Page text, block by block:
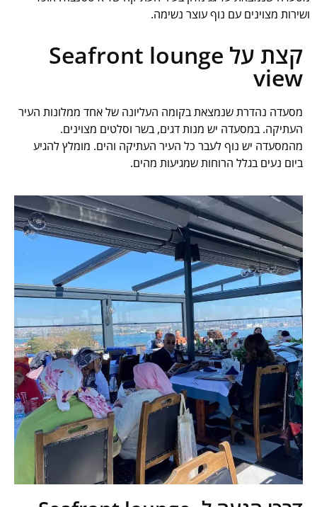
ושירות מצוינים עם נוף עוצר נשימה.
קצת על Seafront lounge
view
מסעדה נהדרת שנמצאת בקומה העליונה של אחד ממלונות העיר
העתיקה. במסעדה יש מנות דגים, בשר וסלטים מצוינים.
מהמסעדה יש נוף לעבר כל העיר העתיקה והים. מומלץ להגיע
ביום נעים בגלל הרוחות שמגיעות מהים.